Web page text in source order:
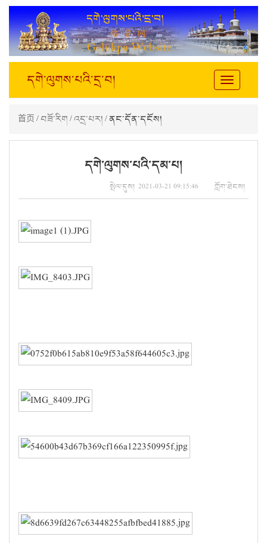
Toggle
navigation
དགེ་ལུགས་པའི་དྲ་བ།
首页/བཟོ་རིག/འདྲ་པར།/ ནང་དོན་དངོས།
དགེ་ལུགས་པའི་དམ་པ།
སྤེལ་དུས། 2021-03-21 09:15:46 ཀློག་ཐེངས།